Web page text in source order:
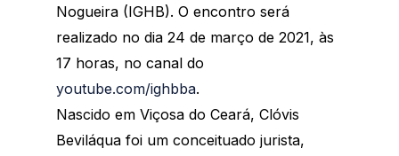
Nogueira (IGHB). O encontro será
realizado no dia 24 de março de 2021, às
17 horas, no canal do
youtube.com/ighbba.
Nascido em Viçosa do Ceará, Clóvis
Beviláqua foi um conceituado jurista,